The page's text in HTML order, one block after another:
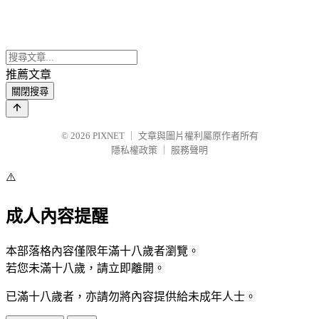
推薦文章
關閉搜尋
© 2026 PIXNET
文章與圖片權利屬原作者所有
隱私權政策
服務聲明
⚠️
成人內容提醒
本部落格內容僅限年滿十八歲者瀏覽。
若您未滿十八歲，請立即離開。
已滿十八歲者，亦請勿將內容提供給未成年人士。